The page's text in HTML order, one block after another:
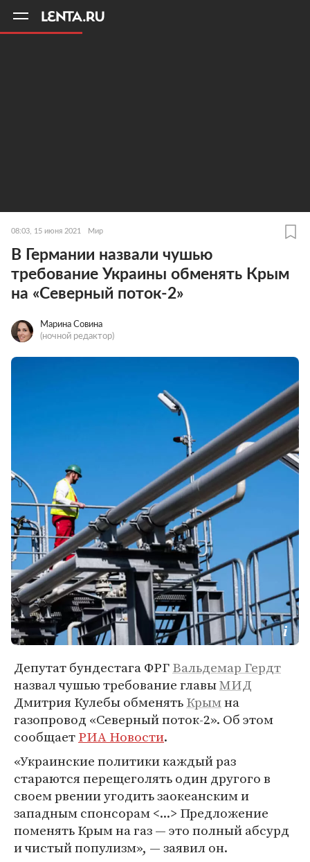
08:03, 15 июня 2021 Мир
В Германии назвали чушью
требование Украины обменять Крым
на «Северный поток-2»
Марина Совина
(ночной редактор)
Депутат бундестага ФРГВальдемар Гердт
назвал чушью требование главыМИД
Дмитрия Кулебы обменятьКрымна
газопровод «Северный поток-2». Об этом
сообщаетРИА Новости.
«Украинские политики каждый раз
стараются перещеголять один другого в
своем рвении угодить заокеанским и
западным спонсорам <...> Предложение
поменять Крым на газ — это полный абсурд
и чистый популизм», — заявил он.